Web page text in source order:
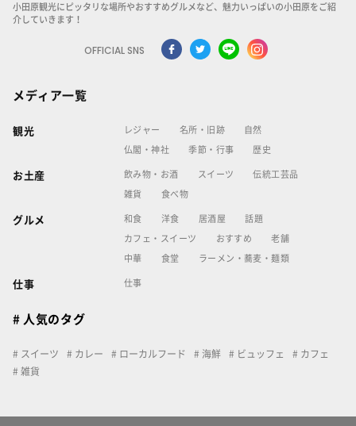
小田原観光にピッタリな場所やおすすめグルメなど、魅力いっぱいの小田原をご紹
介していきます！
OFFICIAL SNS
メディア一覧
観光 レジャー 名所・旧跡 自然
仏閣・神社 季節・行事 歴史
お土産 飲み物・お酒 スイーツ 伝統工芸品
雑貨 食べ物
グルメ 和食 洋食 居酒屋 話題
カフェ・スイーツ おすすめ 老舗
中華 食堂 ラーメン・蕎麦・麺類
仕事 仕事
# 人気のタグ
スイーツ カレー ローカルフード 海鮮 ビュッフェ
カフェ
雑貨